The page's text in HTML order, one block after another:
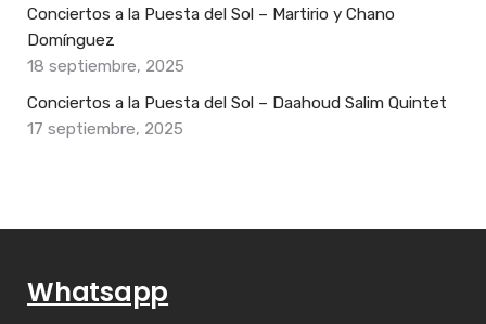
Conciertos a la Puesta del Sol – Martirio y Chano
Domínguez
18 septiembre, 2025
Conciertos a la Puesta del Sol – Daahoud Salim Quintet
17 septiembre, 2025
Whatsapp